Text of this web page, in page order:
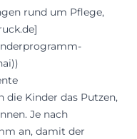
rund um Pflege,
die Kinder das Putzen,
Je nach
an, damit der